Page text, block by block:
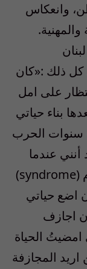
وانعكاس
كل ذلك :«كان
على امل
بناء حياتي
سنوات الحرب
1990)…. أعتقد أنني عندما
قررت الهجرة، كنت مصابة بسندروم (syndrome)
اضع حياتي
اجازف
امضيتُ الحياة
المجازفة